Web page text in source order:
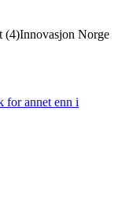
(4)Innovasjon Norge
for annet enn i